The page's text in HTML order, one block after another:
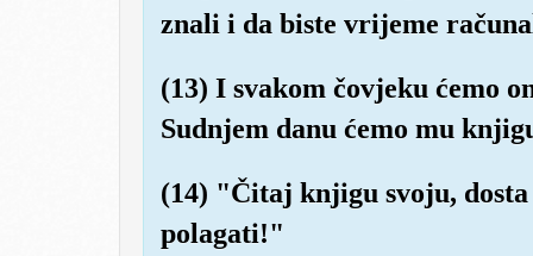
znali i da biste vrijeme
(13) I svakom čovjeku ćemo
Sudnjem danu ćemo mu
(14) "Čitaj knjigu svoju, dosta
polagati!"